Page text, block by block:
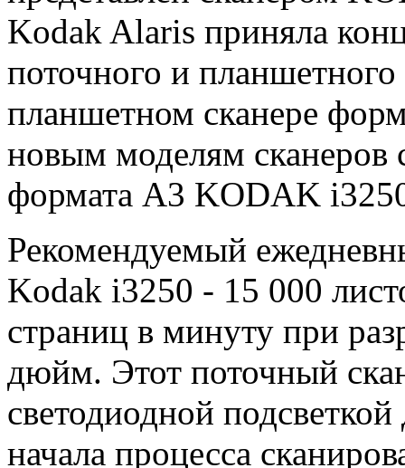
Kodak Alaris приняла
поточного и
планшетном сканере
новым моделям сканеров
формата А3 KODAK
Рекомендуемый
Kodak i3250 - 15 000
страниц в минуту при
дюйм. Этот поточный
светодиодной
начала процесса